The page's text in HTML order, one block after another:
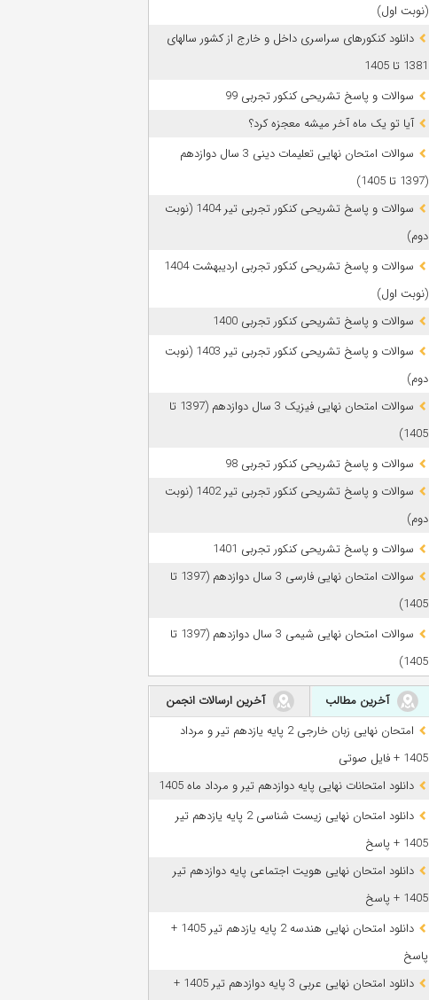
(نوبت اول)
دانلود کنکورهای سراسری داخل و خارج از کشور سالهای
1381 تا 1405
سوالات و پاسخ تشریحی کنکور تجربی 99
آیا تو یک ماه آخر میشه معجزه کرد؟
سوالات امتحان نهایی تعلیمات دینی 3 سال دوازدهم
(1397 تا 1405)
سوالات و پاسخ تشریحی کنکور تجربی تیر 1404 (نوبت
دوم)
سوالات و پاسخ تشریحی کنکور تجربی اردیبهشت 1404
(نوبت اول)
سوالات و پاسخ تشریحی کنکور تجربی 1400
سوالات و پاسخ تشریحی کنکور تجربی تیر 1403 (نوبت
دوم)
سوالات امتحان نهایی فیزیک 3 سال دوازدهم (1397 تا
1405)
سوالات و پاسخ تشریحی کنکور تجربی 98
سوالات و پاسخ تشریحی کنکور تجربی تیر 1402 (نوبت
دوم)
سوالات و پاسخ تشریحی کنکور تجربی 1401
سوالات امتحان نهایی فارسی 3 سال دوازدهم (1397 تا
1405)
سوالات امتحان نهایی شیمی 3 سال دوازدهم (1397 تا
1405)
آخرین مطالب
آخرین ارسالات انجمن
امتحان نهایی زبان خارجی 2 پایه یازدهم تیر و مرداد
1405 + فایل صوتی
دانلود امتحانات نهایی پایه دوازدهم تیر و مرداد ماه 1405
دانلود امتحان نهایی زیست شناسی 2 پایه یازدهم تیر
1405 + پاسخ
دانلود امتحان نهایی هویت اجتماعی پایه دوازدهم تیر
1405 + پاسخ
دانلود امتحان نهایی هندسه 2 پایه یازدهم تیر 1405 +
پاسخ
دانلود امتحان نهایی عربی 3 پایه دوازدهم تیر 1405 +